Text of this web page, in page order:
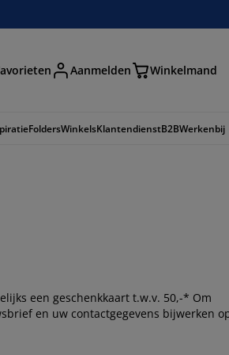
Aanmelden Winkelmand
FoldersWinkelsKlantendienstB2BWerkenbij
een geschenkkaart t.w.v. 50,-* Om
en uw contactgegevens bijwerken